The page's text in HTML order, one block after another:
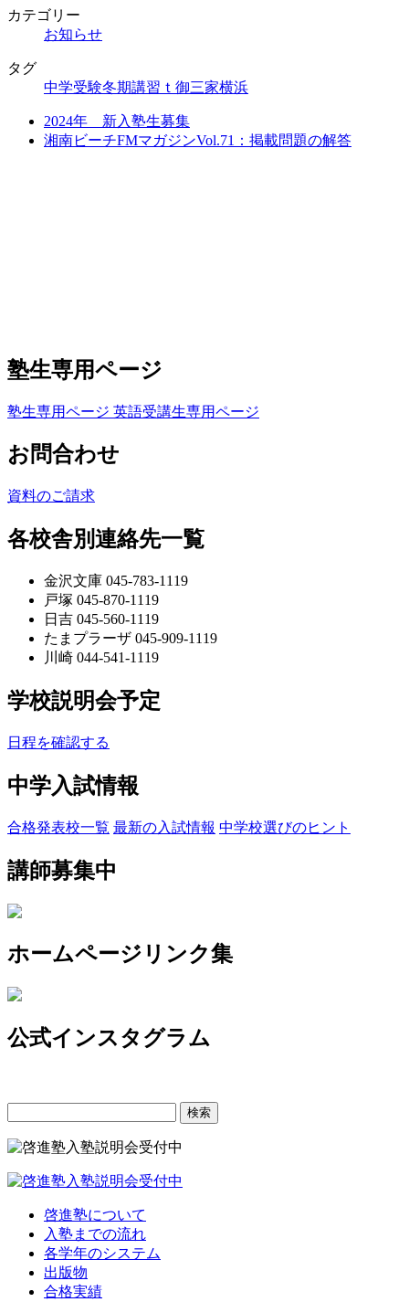
カテゴリー
お知らせ
タグ
中学受験冬期講習ｔ 御三家横浜
2024年 新入塾生募集
湘南ビーチFMマガジンVol.71：掲載問題の解答
塾生専用ページ
塾生専用ページ 英語受講生専用ページ
お問合わせ
資料のご請求
各校舎別連絡先一覧
金沢文庫 045-783-1119
戸塚 045-870-1119
日吉 045-560-1119
たまプラーザ 045-909-1119
川崎 044-541-1119
学校説明会予定
日程を確認する
中学入試情報
合格発表校一覧 最新の入試情報 中学校選びのヒント
講師募集中
ホームページリンク集
公式インスタグラム
啓進塾について
入塾までの流れ
各学年のシステム
出版物
合格実績